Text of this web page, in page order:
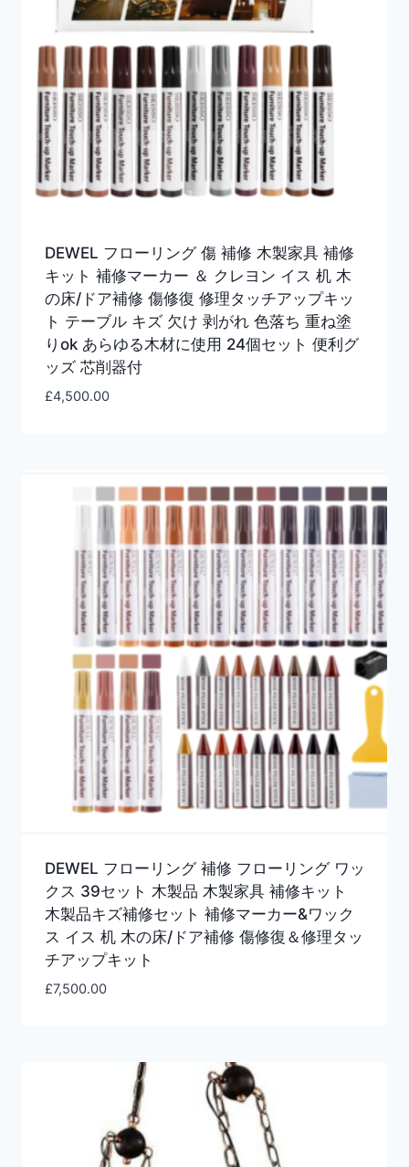
DEWEL フローリング 傷 補修 木製家具 補修
キット 補修マーカー ＆ クレヨン イス 机 木
の床/ドア補修 傷修復 修理タッチアップキッ
ト テーブル キズ 欠け 剥がれ 色落ち 重ね塗
りok あらゆる木材に使用 24個セット 便利グ
ッズ 芯削器付
£4,500.00
DEWEL フローリング 補修 フローリング ワッ
クス 39セット 木製品 木製家具 補修キット
木製品キズ補修セット 補修マーカー&ワック
ス イス 机 木の床/ドア補修 傷修復＆修理タッ
チアップキット
£7,500.00